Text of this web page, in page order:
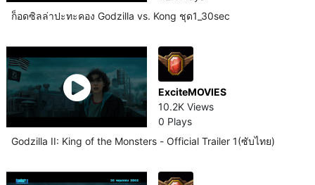
ก็อดซิลล่าปะทะคอง Godzilla vs. Kong ชุด1_30sec
ExciteMOVIES
10.2K Views
0 Plays
Godzilla II: King of the Monsters - Official Trailer 1(ซับไทย)